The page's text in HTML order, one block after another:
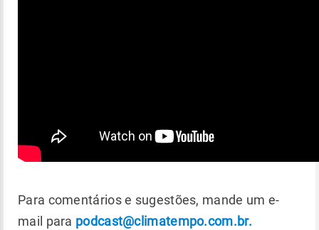
Para comentários e sugestões, mande um e-
mail para podcast@climatempo.com.br.